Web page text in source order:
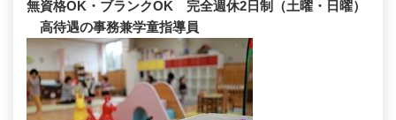
無資格OK・ブランクOK 完全週休2日制（土曜・日曜）
高待遇の事務兼学童指導員